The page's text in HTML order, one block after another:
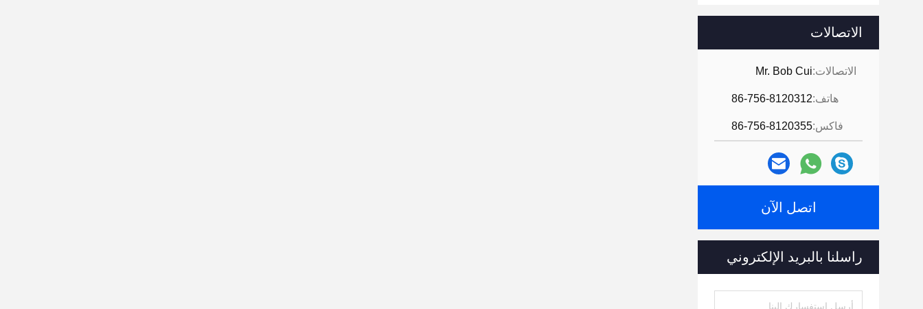
الاتصالات
الاتصالات:Mr. Bob Cui
هاتف:86-756-8120312
فاكس:86-756-8120355
اتصل الآن
راسلنا بالبريد الإلكتروني